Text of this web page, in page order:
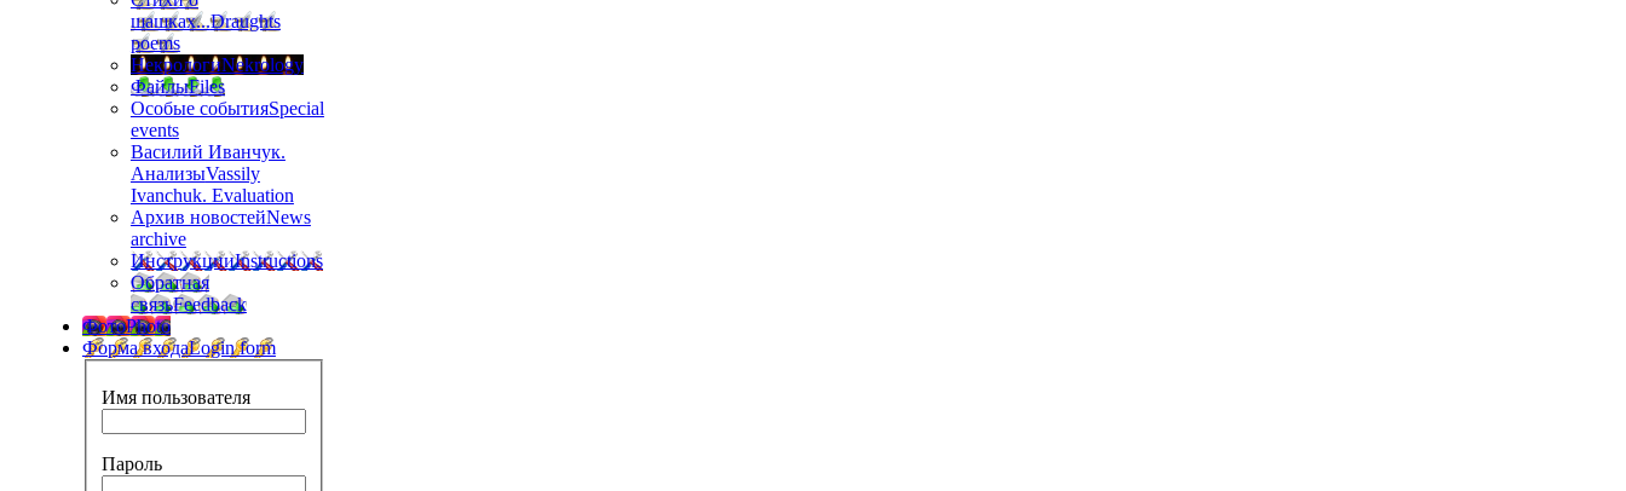
шашках...Draughts
poems
НекрологиNekrology
ФайлыFiles
Особые событияSpecial
events
Василий Иванчук.
АнализыVassily
Ivanchuk. Evaluation
Архив новостейNews
archive
ИнструкцииInstructions
Обратная
связьFeedback
ФотоPhoto
Форма входаLogin form
Имя пользователя
Пароль